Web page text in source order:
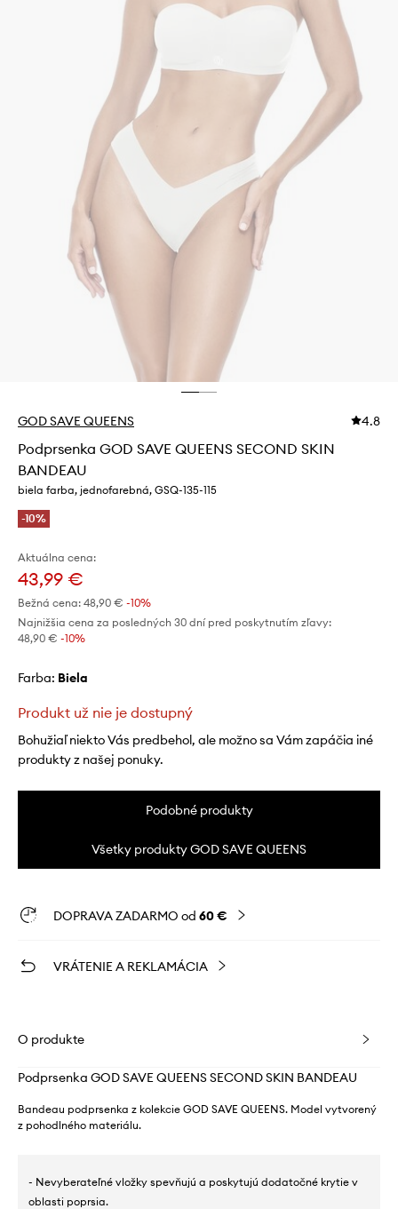
GOD SAVE QUEENS 4.8
Podprsenka GOD SAVE QUEENS SECOND SKIN
BANDEAU
biela farba, jednofarebná, GSQ-135-115
-10%
Aktuálna cena:
43,99 €
Bežná cena: 48,90 € -10%
Najnižšia cena za posledných 30 dní pred poskytnutím zľavy:
48,90 € -10%
Farba: biela
Produkt už nie je dostupný
Bohužiaľ niekto Vás predbehol, ale možno sa Vám zapáčia iné
produkty z našej ponuky.
Podobné produkty
Všetky produkty GOD SAVE QUEENS
DOPRAVA ZADARMO od 60 €
VRÁTENIE A REKLAMÁCIA
O produkte
Podprsenka GOD SAVE QUEENS SECOND SKIN BANDEAU
Bandeau podprsenka z kolekcie GOD SAVE QUEENS. Model vytvorený
z pohodlného materiálu.
- Nevyberateľné vložky spevňujú a poskytujú dodatočné krytie v
oblasti poprsia.